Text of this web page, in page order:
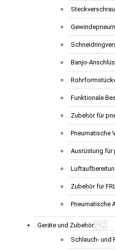
Banjo-
Funktionale
Zubehör für
Pneumatische
Ausrüstung für
Zubehör für FRL
Pneumatische
Geräte und Zubehör262
Schlauch- und